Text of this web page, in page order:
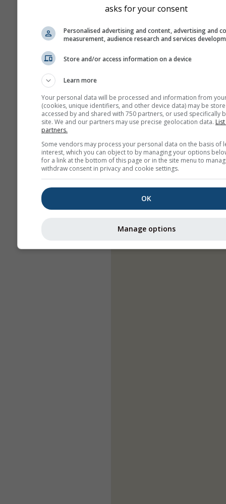
asks for your consent
Personalised advertising and content, advertising and
measurement, audience research and services
Store and/or access information on a device
Learn more
Your personal data will be processed and information from
(cookies, unique identifiers, and other device data) may be
accessed by and shared with 750 partners, or used specifically
site. We and our partners may use precise geolocation data.
partners.
Some vendors may process your personal data on the basis of
interest, which you can object to by managing your options
for a link at the bottom of this page or in the site menu to
withdraw consent in privacy and cookie settings.
OK
Manage options